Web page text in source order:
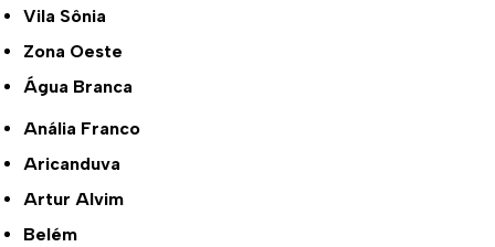
Vila Sônia
Zona Oeste
Água Branca
Anália Franco
Aricanduva
Artur Alvim
Belém